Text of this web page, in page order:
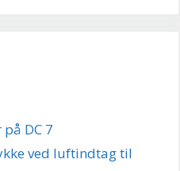
DC 7
ved luftindtag til